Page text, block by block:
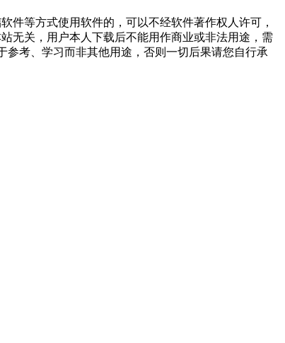
件等方式使用软件的，可以不经软件著作权人许可，
无关，用户本人下载后不能用作商业或非法用途，需
考、学习而非其他用途，否则一切后果请您自行承